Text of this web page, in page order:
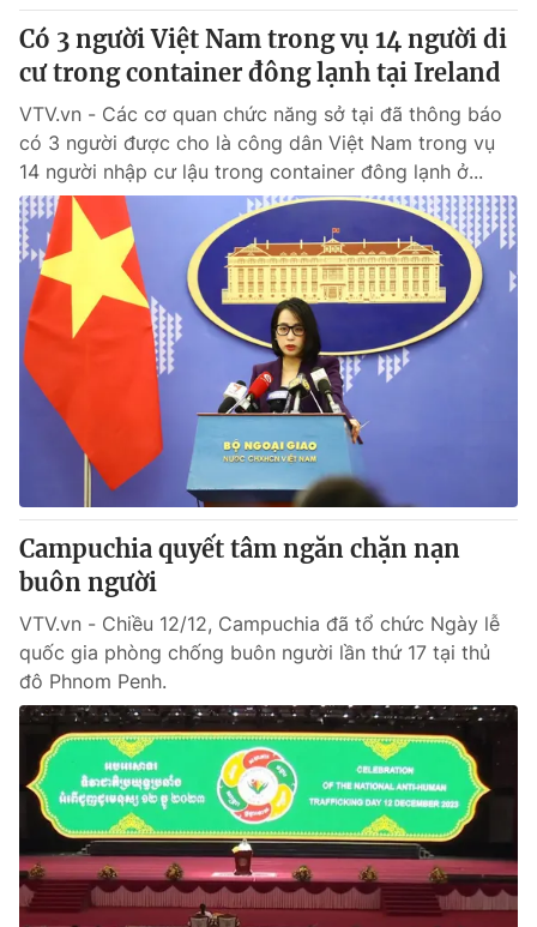
VTV9 VTV8
Liên hệ tòa soạn English
THỜI BÁO VTV
Theo dõi báo trên
Cơ quan chủ quản:Đài Truyền hình Việt Nam
Cơ quan báo chí: Thời báo VTV
Giấy phép hoạt động báo in và báo điện tử số 483/GP-BTTTT
cấp ngày 29/12/2023
Tổng Biên tập:
Vũ Thanh Thủy
Phó Tổng Biên tập:Nguyễn Thị Mỹ Hạnh, Phạm Quốc Thắng,
Nguyễn Trọng Ninh
Tổng đài VTV:024.38 355 931 - 024.38 355 932
Ðiện thoại Thời báo VTV:
Email: toasoan@vtv.vn
Liên hệ quảng cáo:
Có 3 người Việt Nam trong vụ 14 người di
cư trong container đông lạnh tại Ireland
VTV.vn - Các cơ quan chức năng sở tại đã thông báo
có 3 người được cho là công dân Việt Nam trong vụ
14 người nhập cư lậu trong container đông lạnh ở...
Campuchia quyết tâm ngăn chặn nạn
buôn người
VTV.vn - Chiều 12/12, Campuchia đã tổ chức Ngày lễ
quốc gia phòng chống buôn người lần thứ 17 tại thủ
đô Phnom Penh.